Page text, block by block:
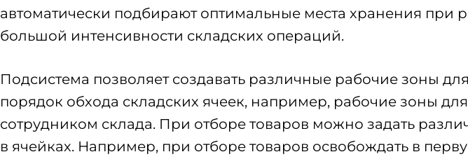
автоматически подбирают оптимальные места хранения при
большой интенсивности складских операций.
Подсистема позволяет создавать различные рабочие зоны
порядок обхода складских ячеек, например, рабочие зоны
сотрудником склада. При отборе товаров можно задать
в ячейках. Например, при отборе товаров освобождать в